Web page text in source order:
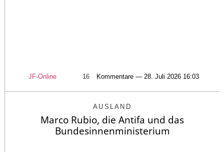
JF-Online 16 Kommentare — 28. Juli 2026 16:03
AUSLAND
Marco Rubio, die Antifa und das
Bundesinnenministerium